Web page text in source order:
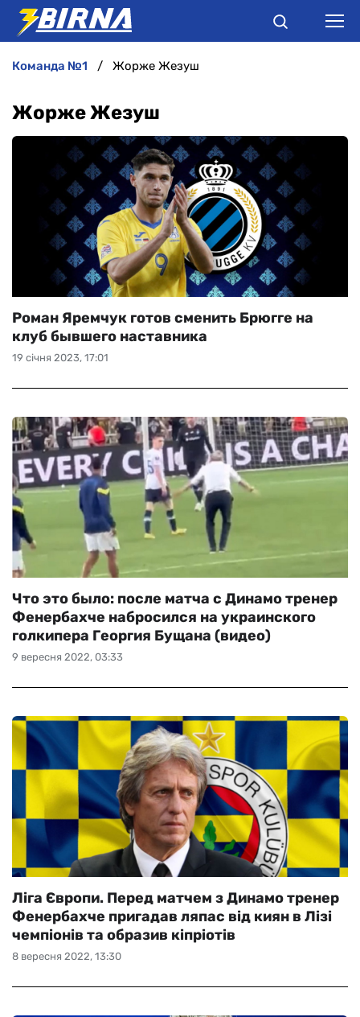
АНАЛІТИКА
ІНТЕРВ'Ю
РІЗНЕ
БУКМЕКЕРИ
команда №1 Жорже Жезуш
Жорже Жезуш
19 січня 2023, 17:01
Роман Яремчук готов сменить Брюгге на
клуб бывшего наставника
9 вересня 2022, 03:33
Что это было: после матча с Динамо тренер
Фенербахче набросился на украинского
голкипера Георгия Бущана (видео)
8 вересня 2022, 13:30
Ліга Європи. Перед матчем з Динамо тренер
Фенербахче пригадав ляпас від киян в Лізі
чемпіонів та образив кіпріотів